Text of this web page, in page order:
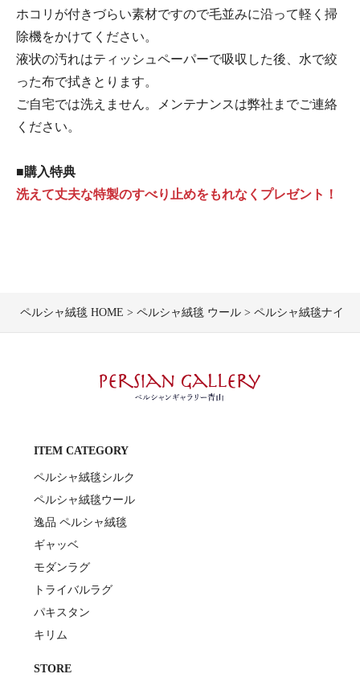
ホコリが付きづらい素材ですので毛並みに沿って軽く掃
除機をかけてください。
液状の汚れはティッシュペーパーで吸収した後、水で絞
った布で拭きとります。
ご自宅では洗えません。メンテナンスは弊社までご連絡
ください。
■購入特典
洗えて丈夫な特製のすべり止めをもれなくプレゼント！
ペルシャ絨毯 HOME ペルシャ絨毯 ウール ペルシャ絨毯ナイン
ITEM CATEGORY
ペルシャ絨毯シルク
ペルシャ絨毯ウール
逸品 ペルシャ絨毯
ギャッベ
モダンラグ
トライバルラグ
パキスタン
キリム
STORE